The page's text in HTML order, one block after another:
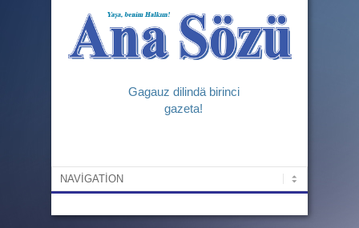
Gagauz dilindä birinci
gazeta!